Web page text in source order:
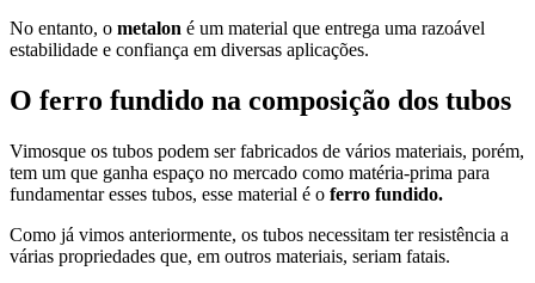
No entanto, o metalon é um material que entrega uma razoável
estabilidade e confiança em diversas aplicações.
O ferro fundido na composição dos tubos
Vimosque os tubos podem ser fabricados de vários materiais, porém,
tem um que ganha espaço no mercado como matéria-prima para
fundamentar esses tubos, esse material é o ferro fundido.
Como já vimos anteriormente, os tubos necessitam ter resistência a
várias propriedades que, em outros materiais, seriam fatais.